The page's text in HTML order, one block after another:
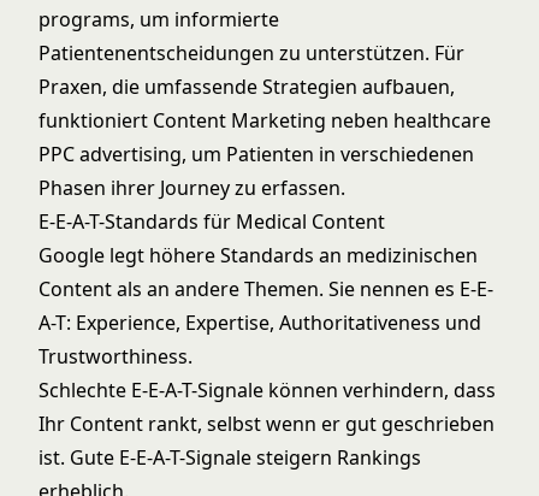
programs, um informierte
Patientenentscheidungen zu unterstützen. Für
Praxen, die umfassende Strategien aufbauen,
funktioniert Content Marketing neben healthcare
PPC advertising, um Patienten in verschiedenen
Phasen ihrer Journey zu erfassen.
E-E-A-T-Standards für Medical Content
Google legt höhere Standards an medizinischen
Content als an andere Themen. Sie nennen es E-E-
A-T: Experience, Expertise, Authoritativeness und
Trustworthiness.
Schlechte E-E-A-T-Signale können verhindern, dass
Ihr Content rankt, selbst wenn er gut geschrieben
ist. Gute E-E-A-T-Signale steigern Rankings